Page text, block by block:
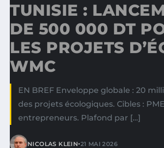
TUNISIE :
DE 500 000 DT
LES PROJETS
WMC
EN BREF Enveloppe globale : 20
des projets écologiques. Cibles :
entrepreneurs. Plafond par […]
NICOLAS KLEIN•21 MAI 2026